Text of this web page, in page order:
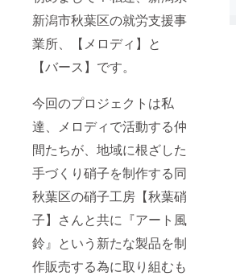
新潟市秋葉区の就労支援事
業所、【メロディ】と
【バース】です。
今回のプロジェクトは私
達、メロディで活動する仲
間たちが、地域に根ざした
手づくり硝子を制作する同
秋葉区の硝子工房【秋葉硝
子】さんと共に『アート風
鈴』という新たな製品を制
作販売する為に取り組むも